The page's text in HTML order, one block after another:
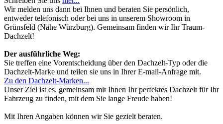
Wir melden uns dann bei Ihnen und beraten Sie persönlich,
entweder telefonisch oder bei uns in unserem Showroom in
Grünsfeld (Nähe Würzburg). Gemeinsam finden wir Ihr Traum-
Dachzelt!
Der ausführliche Weg:
Sie treffen eine Vorentscheidung über den Dachzelt-Typ oder die
Dachzelt-Marke und teilen sie uns in Ihrer E-mail-Anfrage mit.
Zu den Dachzelt-Marken...
Unser Ziel ist es, gemeinsam mit Ihnen Ihr perfektes Dachzelt für Ihr
Fahrzeug zu finden, mit dem Sie lange Freude haben!
Mit Ihren Angaben können wir Sie gezielt beraten.